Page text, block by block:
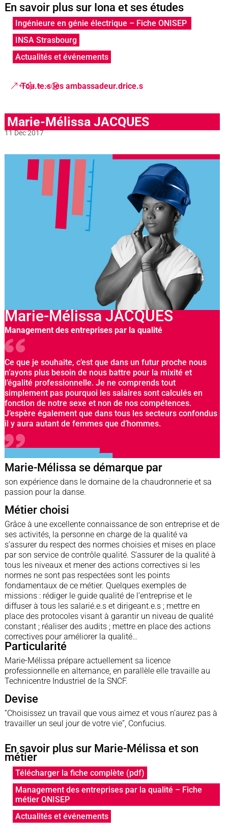
En savoir plus sur Iona et ses études
Ingénieure en génie électrique – Fiche ONISEP
INSA Strasbourg
Actualités et événements
Tou.te.s les ambassadeur.drice.s
Marie-Mélissa JACQUES
11 Déc 2017
Marie-Mélissa JACQUES
Management des entreprises par la qualité
Ce que je souhaite, c’est que dans un futur proche nous
n’ayons plus besoin de nous battre pour la mixité et
l’égalité professionnelle. Je ne comprends tout
simplement pas pourquoi les salaires sont calculés en
fonction de notre sexe et non de nos compétences.
J’espère également que dans tous les secteurs confondus
il y aura autant de femmes que d’hommes.
Marie-Mélissa se démarque par
son expérience dans le domaine de la chaudronnerie et sa
passion pour la danse.
Métier choisi
Grâce à une excellente connaissance de son entreprise et de
ses activités, la personne en charge de la qualité va
s’assurer du respect des normes choisies et mises en place
par son service de contrôle qualité. S’assurer de la qualité à
tous les niveaux et mener des actions correctives si les
normes ne sont pas respectées sont les points
fondamentaux de ce métier. Quelques exemples de
missions : rédiger le guide qualité de l’entreprise et le
diffuser à tous les salarié.e.s et dirigeant.e.s ; mettre en
place des protocoles visant à garantir un niveau de qualité
constant ; réaliser des audits ; mettre en place des actions
correctives pour améliorer la qualité…
Particularité
Marie-Mélissa prépare actuellement sa licence
professionnelle en alternance, en parallèle elle travaille au
Technicentre Industriel de la SNCF.
Devise
“Choisissez un travail que vous aimez et vous n’aurez pas à
travailler un seul jour de votre vie”, Confucius.
En savoir plus sur Marie-Mélissa et son
métier
Télécharger la fiche complète (pdf)
Management des entreprises par la qualité – Fiche
métier ONISEP
Actualités et événements